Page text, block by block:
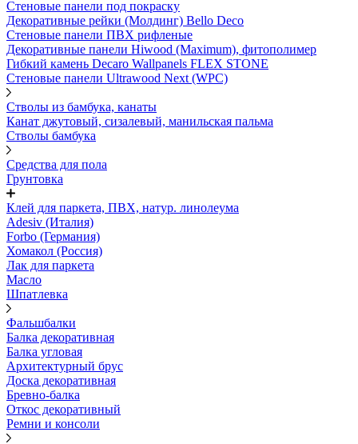
Стеновые панели под покраску
Декоративные рейки (Молдинг) Bello Deco
Стеновые панели ПВХ рифленыe
Декоративные панели Hiwood (Maximum), фитополимер
Гибкий камень Decaro Wallpanels FLEX STONE
Стеновые панели Ultrawood Next (WPC)
Стволы из бамбука, канаты
Канат джутовый, сизалевый, манильская пальма
Стволы бамбука
Средства для пола
Грунтовка
Клей для паркета, ПВХ, натур. линолеума
Adesiv (Италия)
Forbo (Германия)
Хомакол (Россия)
Лак для паркета
Масло
Шпатлевка
Фальшбалки
Балка декоративная
Балка угловая
Архитектурный брус
Доска декоративная
Бревно-балка
Откос декоративный
Ремни и консоли